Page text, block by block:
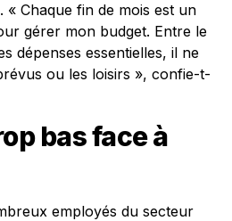
« Chaque fin de mois est un
gérer mon budget. Entre le
dépenses essentielles, il ne
ou les loisirs », confie-t-
bas face à
employés du secteur